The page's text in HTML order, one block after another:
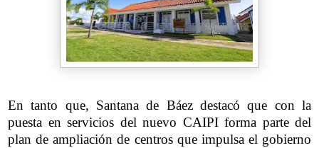
En tanto que, Santana de Báez destacó que con la
puesta en servicios del nuevo CAIPI forma parte del
plan de ampliación de centros que impulsa el gobierno